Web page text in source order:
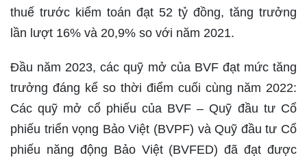
thuế trước kiểm toán đạt 52 tỷ đồng, tăng trưởng
lần lượt 16% và 20,9% so với năm 2021.
Đầu năm 2023, các quỹ mở của BVF đạt mức tăng
trưởng đáng kể so thời điểm cuối cùng năm 2022:
Các quỹ mở cổ phiếu của BVF – Quỹ đầu tư Cổ
phiếu triển vọng Bảo Việt (BVPF) và Quỹ đầu tư Cổ
phiếu năng động Bảo Việt (BVFED) đã đạt được